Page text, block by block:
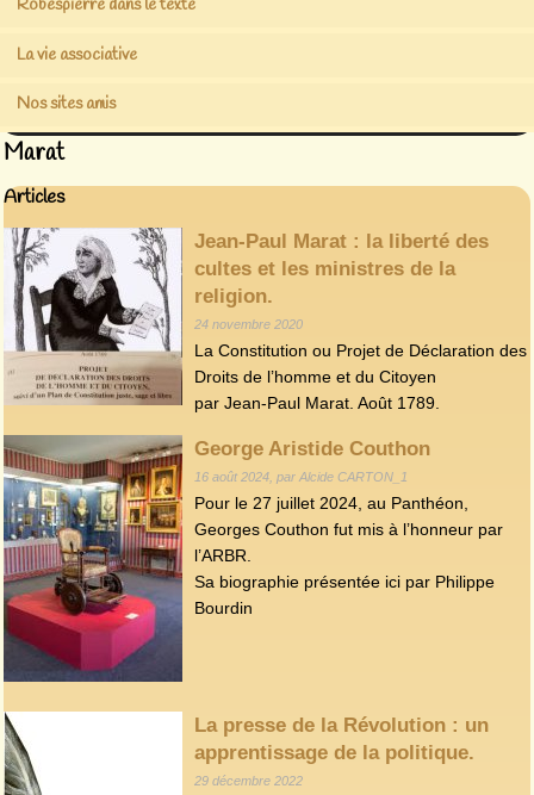
Robespierre dans le texte
La vie associative
Nos sites amis
Marat
Articles
Jean-Paul Marat : la liberté des
cultes et les ministres de la
religion.
24 novembre 2020
La Constitution ou Projet de Déclaration des
Droits de l’homme et du Citoyen
par Jean-Paul Marat. Août 1789.
George Aristide Couthon
16 août 2024, par Alcide CARTON_1
Pour le 27 juillet 2024, au Panthéon,
Georges Couthon fut mis à l’honneur par
l’ARBR.
Sa biographie présentée ici par Philippe
Bourdin
La presse de la Révolution : un
apprentissage de la politique.
29 décembre 2022